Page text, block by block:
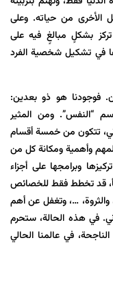
الأخرى من حياته. وعلى
بشكلٍ مبالغٍ فيه على
في تشكيل شخصية الفرد
فوجودنا هو ذو بعدين:
“النفس”. ومن المثير
تتكون من خمسة أقسام
وأهمية ومكانة كل من
وبرامجها على أجزاء
قد تخطط فقط للخصائص
والثروة، …، وتغفل عن أهم
في هذه الحالة، ستحرم
في عالمنا الحالي